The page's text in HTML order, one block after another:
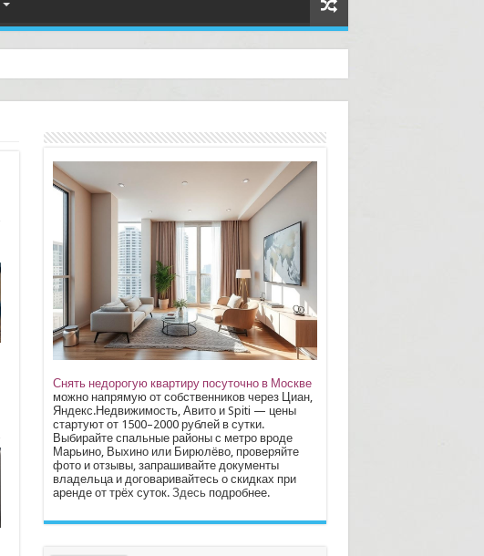
Снять недорогую квартиру посуточно в Москве
можно напрямую от собственников через Циан,
Яндекс.Недвижимость, Авито и Spiti — цены
стартуют от 1500–2000 рублей в сутки.
Выбирайте спальные районы с метро вроде
Марьино, Выхино или Бирюлёво, проверяйте
фото и отзывы, запрашивайте документы
владельца и договаривайтесь о скидках при
аренде от трёх суток. Здесьподробнее.